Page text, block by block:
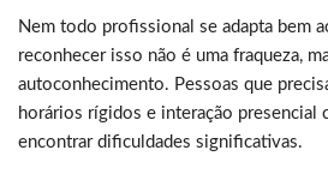
Nem todo profissional se adapta bem
reconhecer isso não é uma fraqueza,
autoconhecimento. Pessoas que
horários rígidos e interação presencial
encontrar dificuldades significativas.